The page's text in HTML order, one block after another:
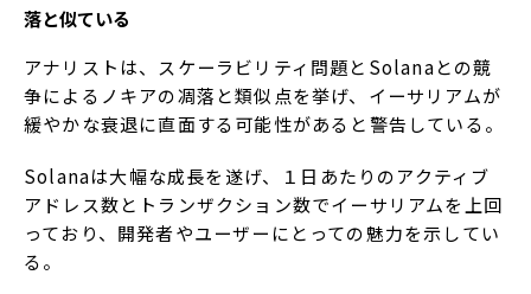
落と似ている
アナリストは、スケーラビリティ問題とSolanaとの競
争によるノキアの凋落と類似点を挙げ、イーサリアムが
緩やかな衰退に直面する可能性があると警告している。
Solanaは大幅な成長を遂げ、１日あたりのアクティブ
アドレス数とトランザクション数でイーサリアムを上回
っており、開発者やユーザーにとっての魅力を示してい
る。